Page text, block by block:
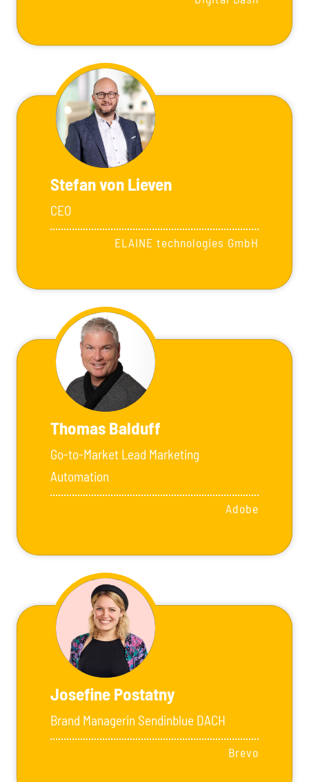
Stefan von Lieven
CEO
ELAINE technologies GmbH
Thomas Balduff
Go-to-Market Lead Marketing
Automation
Adobe
Josefine Postatny
Brand Managerin Sendinblue DACH
Brevo